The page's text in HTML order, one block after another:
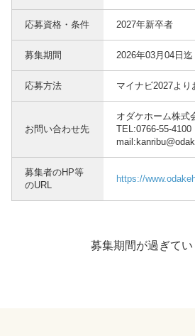
応募資格・条件 2027年新卒者
募集期間 2026年03月04日迄
応募方法 マイナビ2027よ
お問い合わせ先
オダケホーム株式
TEL:0766-55-4100
募集者のHP等
のURL
https://
募集期間が過ぎてい